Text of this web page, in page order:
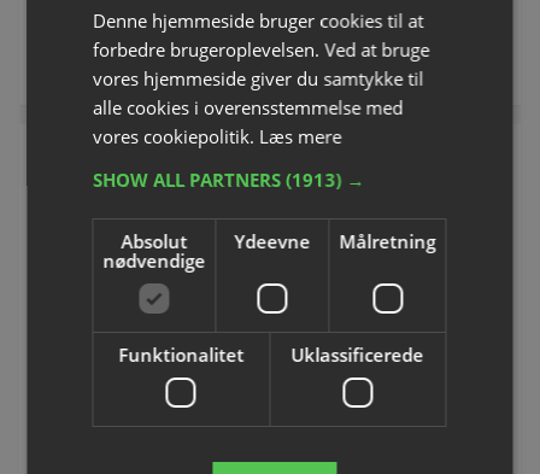
Se varianter Køb
2-delt beskyttelse til
volleystøtte
Varenummer: P364600
Udskiftningstavler til
volleyball
Varenummer: P91651
Denne hjemmeside bruger cookies til at
forbedre brugeroplevelsen. Ved at bruge
vores hjemmeside giver du samtykke til
alle cookies i overensstemmelse med
vores cookiepolitik. Læs mere
SHOW ALL PARTNERS(1913) →
Absolut
nødvendige
Ydeevne Målretning
Funktionalitet Uklassificerede